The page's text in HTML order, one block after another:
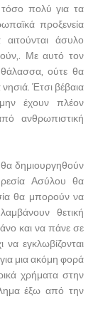
πολύ για τα
προξενεία
άσυλο
Με αυτό τον
θάλασσα, ούτε θα
Έτσι βέβαια
έχουν πλέον
ανθρωπιστική
δημιουργηθούν
Ασύλου θα
θα μπορούν να
θετική
και να πάνε σε
εγκλωβίζονται
μια ακόμη φορά
χρήματα στην
έξω από την